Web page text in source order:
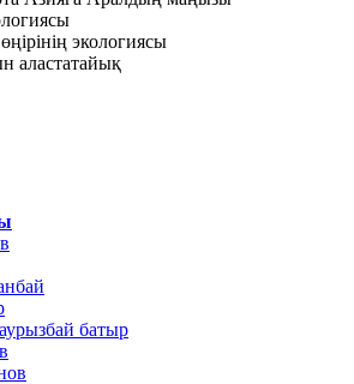
экологиясы
аластатайық
батыр